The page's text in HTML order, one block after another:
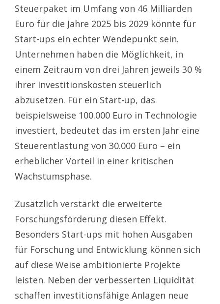
Steuerpaket im Umfang von 46 Milliarden
Euro für die Jahre 2025 bis 2029 könnte für
Start-ups ein echter Wendepunkt sein.
Unternehmen haben die Möglichkeit, in
einem Zeitraum von drei Jahren jeweils 30 %
ihrer Investitionskosten steuerlich
abzusetzen. Für ein Start-up, das
beispielsweise 100.000 Euro in Technologie
investiert, bedeutet das im ersten Jahr eine
Steuerentlastung von 30.000 Euro – ein
erheblicher Vorteil in einer kritischen
Wachstumsphase.
Zusätzlich verstärkt die erweiterte
Forschungsförderung diesen Effekt.
Besonders Start-ups mit hohen Ausgaben
für Forschung und Entwicklung können sich
auf diese Weise ambitionierte Projekte
leisten. Neben der verbesserten Liquidität
schaffen investitionsfähige Anlagen neue